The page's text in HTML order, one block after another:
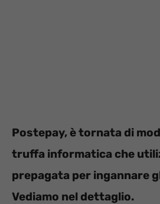
Postepay, è tornata di
truffa informatica che
prepagata per ingannare
Vediamo nel dettaglio.